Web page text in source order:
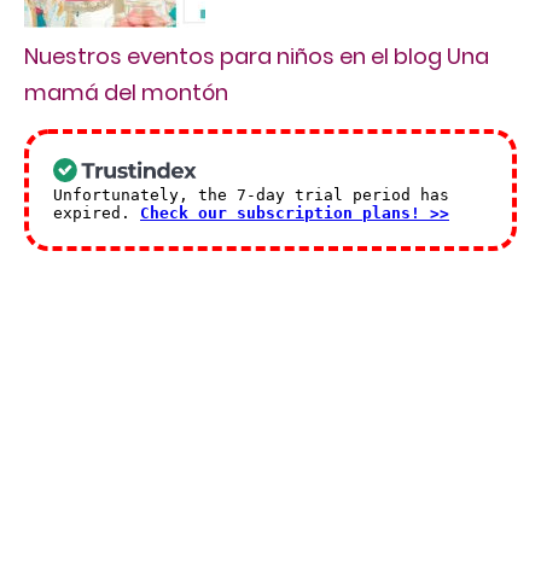
Nuestros eventos para niños en el blog Una
mamá del montón